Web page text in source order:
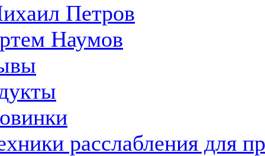
Петров
Наумов
расслабления для